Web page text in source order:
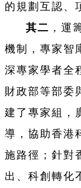
的規劃互認、
其二 ，運
機制，專家智
深專家學者全
財政部等部委
建了專家組，
導，協助香港
施路徑；針對
出、科創轉化